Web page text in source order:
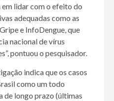
lidar com o efeito do
adequadas como as
e InfoDengue, que
nacional de vírus
pontuou o pesquisador.
indica que os casos
como um todo
de longo prazo (últimas